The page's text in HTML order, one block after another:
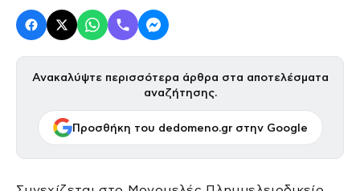
Ανακαλύψτε περισσότερα άρθρα στα αποτελέσματα
αναζήτησης.
Προσθήκη του dedomeno.gr στην Google